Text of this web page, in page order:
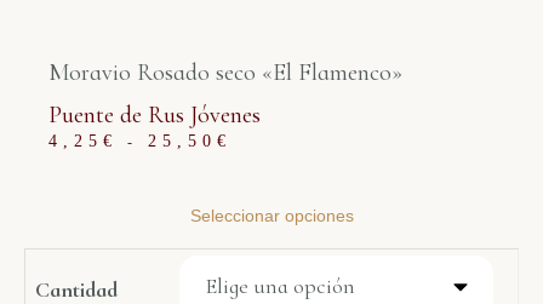
Moravio Rosado seco «El Flamenco»
Puente de Rus Jóvenes
4,25 € - 25,50 €
Seleccionar opciones
Cantidad